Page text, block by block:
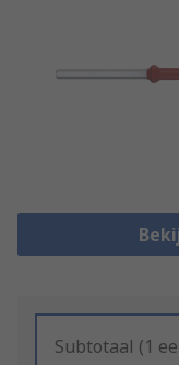
Subtotaal (1